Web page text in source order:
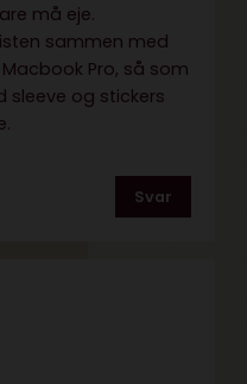
må eje.
sammen med
Pro, så som
sleeve og stickers
Svar